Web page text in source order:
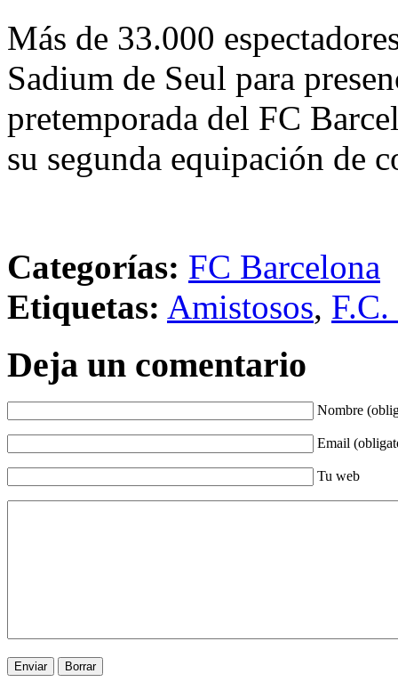
Más de 33.000
Sadium de Seul para
pretemporada del FC
su segunda equipación de
Categorías: FC Barcelona
Etiquetas: Amistosos,
Deja un comentario
Nombre
Email
Tu web